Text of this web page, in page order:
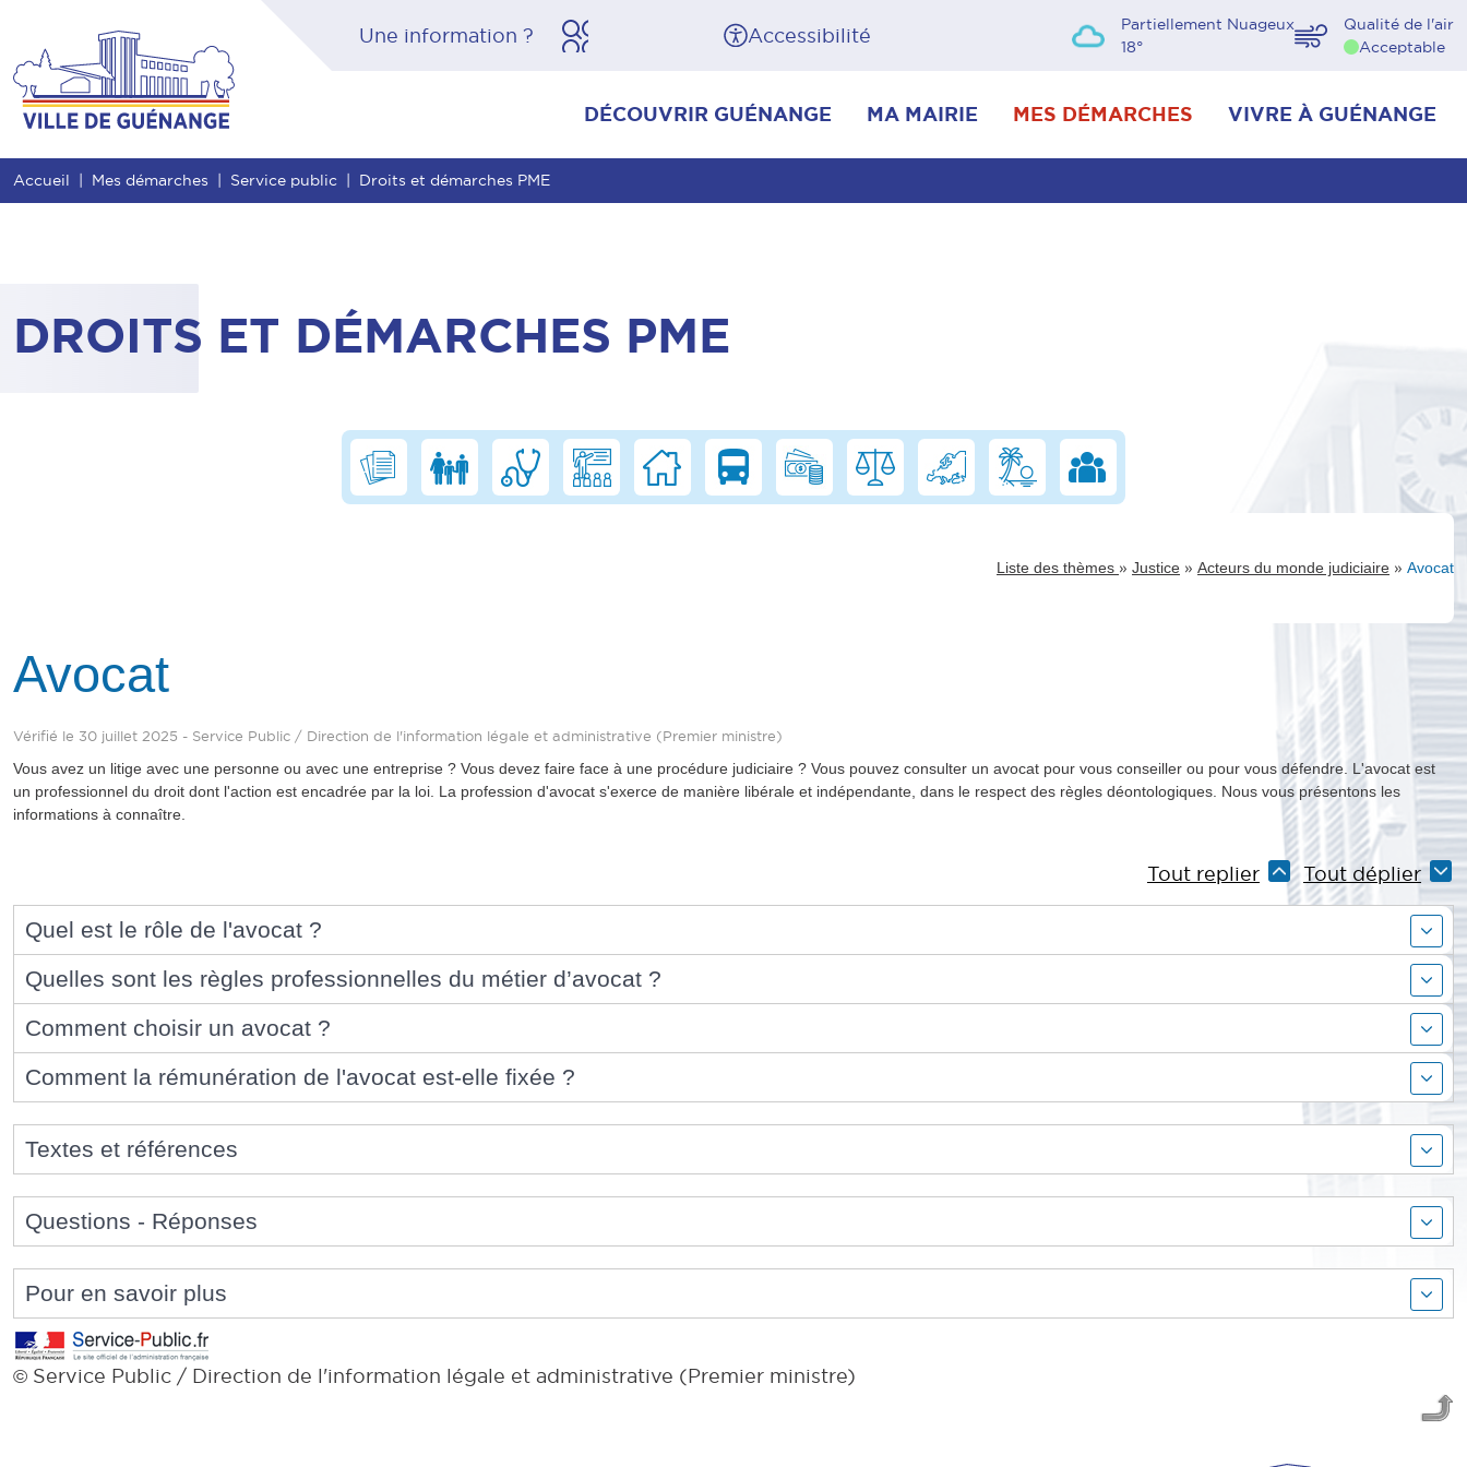
Entête de page Menu principal Recherche Pied de page Accessibilité
Partiellement Nuageux
18°
Qualité de l'air
Acceptable
DÉCOUVRIR GUÉNANGE MA MAIRIE MES DÉMARCHES VIVRE À GUÉNANGE
Accueil Mes démarches Service public Droits et démarches PME
DROITS ET DÉMARCHES PME
Liste des thèmes » Justice » Acteurs du monde judiciaire » Avocat
Avocat
Vérifié le 30 juillet 2025 - Service Public / Direction de l'information légale et administrative (Premier ministre)
Vous avez un litige avec une personne ou avec une entreprise ? Vous devez faire face à une procédure judiciaire ? Vous pouvez consulter un avocat pour vous conseiller ou pour vous défendre. L'avocat est
un professionnel du droit dont l'action est encadrée par la loi. La profession d'avocat s'exerce de manière libérale et indépendante, dans le respect des règles déontologiques. Nous vous présentons les
informations à connaître.
Tout replier Tout déplier
Quel est le rôle de l'avocat ?
Quelles sont les règles professionnelles du métier d’avocat ?
Comment choisir un avocat ?
Comment la rémunération de l'avocat est-elle fixée ?
Textes et références
Questions - Réponses
Pour en savoir plus
© Service Public / Direction de l'information légale et administrative (Premier ministre)